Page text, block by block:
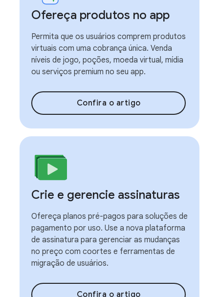
Ofereça produtos no app
Permita que os usuários comprem produtos
virtuais com uma cobrança única. Venda
níveis de jogo, poções, moeda virtual, mídia
ou serviços premium no seu app.
Confira o artigo
Crie e gerencie assinaturas
Ofereça planos pré-pagos para soluções de
pagamento por uso. Use a nova plataforma
de assinatura para gerenciar as mudanças
no preço com coortes e ferramentas de
migração de usuários.
Confira o artigo